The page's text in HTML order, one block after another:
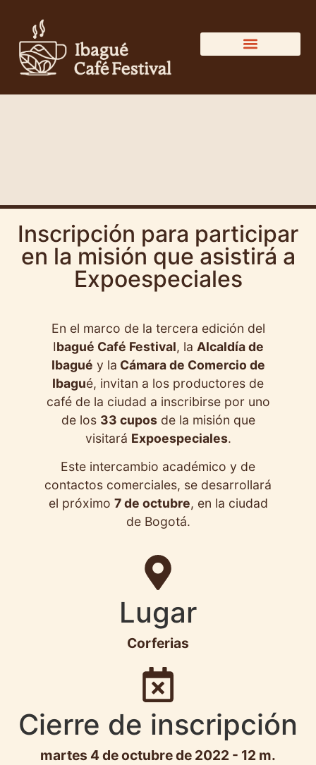
Inscripción para participar
en la misión que asistirá a
Expoespeciales
En el marco de la tercera edición del
Ibagué Café Festival, la Alcaldía de
Ibagué y la Cámara de Comercio de
Ibagué, invitan a los productores de
café de la ciudad a inscribirse por uno
de los 33 cuposde la misión que
visitará Expoespeciales.
Este intercambio académico y de
contactos comerciales, se desarrollará
el próximo 7 de octubre, en la ciudad
de Bogotá.
Lugar
Corferias
Cierre de inscripción
martes 4 de octubre de 2022 - 12 m.